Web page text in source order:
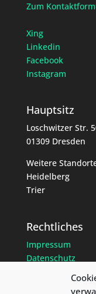
Zum
Xing
Linkedin
Facebook
Instagram
Hauptsitz
Loschwitzer Str.
01309 Dresden
Weitere
Heidelberg
Trier
Rechtliches
Impressum
Datenschutz